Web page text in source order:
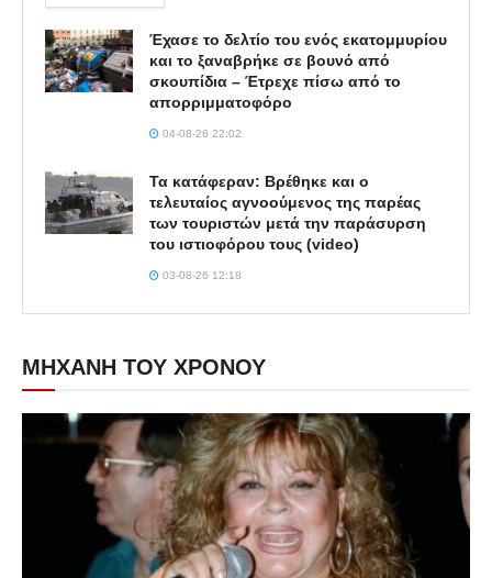
Έχασε το δελτίο του ενός εκατομμυρίου
και το ξαναβρήκε σε βουνό από
σκουπίδια – Έτρεχε πίσω από το
απορριμματοφόρο
04-08-26 22:02
Τα κατάφεραν: Βρέθηκε και ο
τελευταίος αγνοούμενος της παρέας
των τουριστών μετά την παράσυρση
του ιστιοφόρου τους (video)
03-08-26 12:18
ΜΗΧΑΝΗ ΤΟΥ ΧΡΟΝΟΥ